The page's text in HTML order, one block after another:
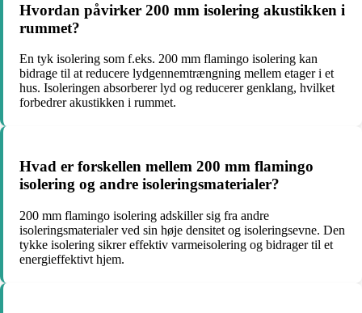
Hvordan påvirker 200 mm isolering akustikken i
rummet?
En tyk isolering som f.eks. 200 mm flamingo isolering kan
bidrage til at reducere lydgennemtrængning mellem etager i et
hus. Isoleringen absorberer lyd og reducerer genklang, hvilket
forbedrer akustikken i rummet.
Hvad er forskellen mellem 200 mm flamingo
isolering og andre isoleringsmaterialer?
200 mm flamingo isolering adskiller sig fra andre
isoleringsmaterialer ved sin høje densitet og isoleringsevne. Den
tykke isolering sikrer effektiv varmeisolering og bidrager til et
energieffektivt hjem.